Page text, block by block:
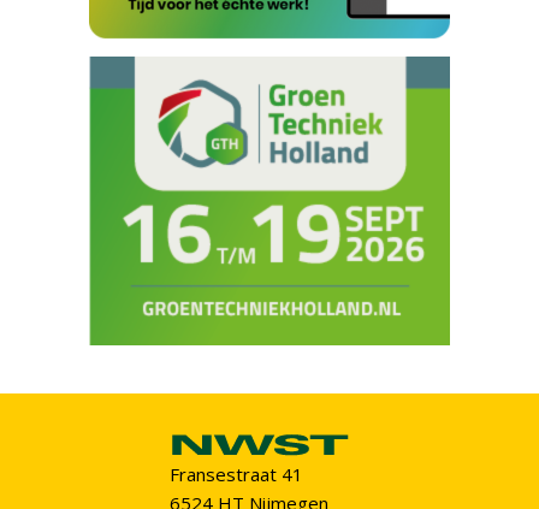
Fransestraat 41
6524 HT Nijmegen